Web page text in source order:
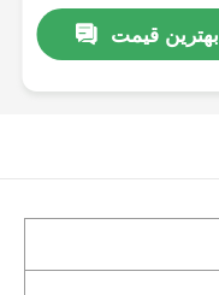
بهترین قیمت